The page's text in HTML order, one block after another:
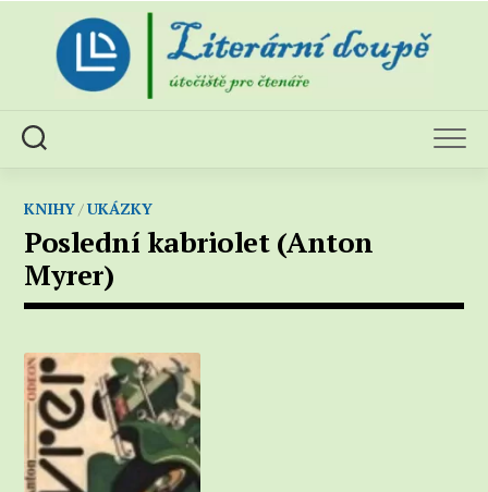
content
KNIHY/UKÁZKY
Poslední kabriolet (Anton
Myrer)